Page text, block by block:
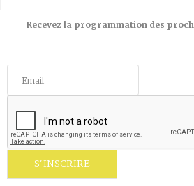
Recevez la programmation des